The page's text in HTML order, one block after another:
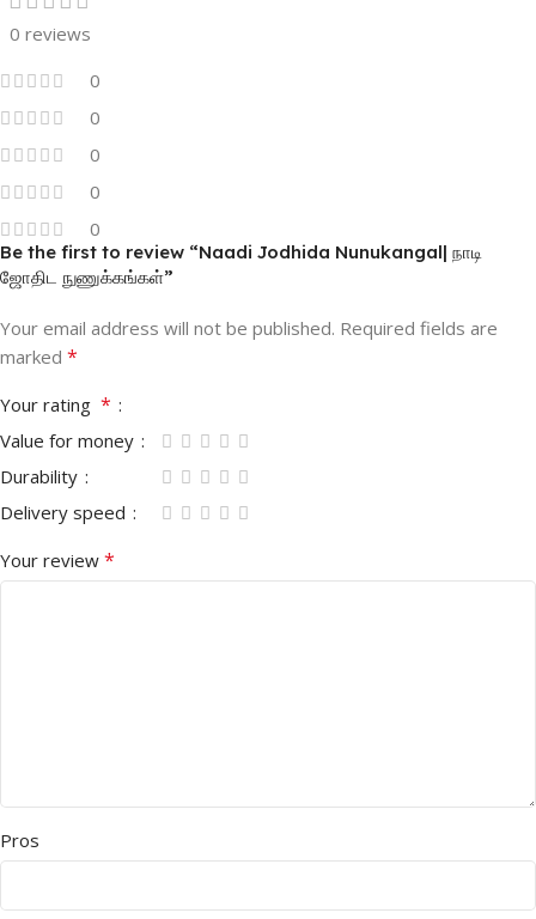
0 reviews
0
0
0
0
0
Be the first to review “Naadi Jodhida Nunukangal| நாடி
ஜோதிட நுணுக்கங்கள்”
Your email address will not be published. Required fields are
marked *
Your rating *
Value for money
Durability
Delivery speed
Your review *
Pros